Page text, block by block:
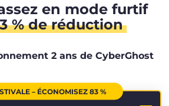
en mode furtif
% de réduction
2 ans de CyberGhost
– ÉCONOMISEZ 83 %